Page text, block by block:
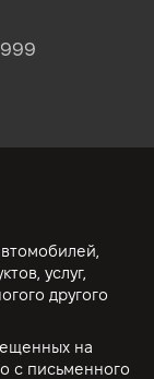
услуг,
другого
на
с письменного